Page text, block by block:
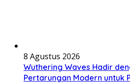
8 Agustus 2026
Wuthering Waves Hadir
Pertarungan Modern untuk